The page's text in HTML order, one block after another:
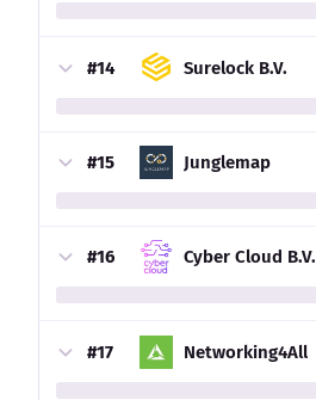
#14 Surelock B.V.
#15 Junglemap
#16 Cyber Cloud B.V.
#17 Networking4All